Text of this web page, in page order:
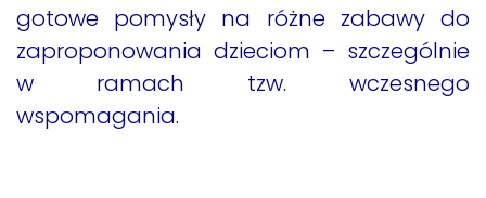
gotowe pomysły na różne zabawy do
zaproponowania dzieciom – szczególnie
w ramach tzw. wczesnego
wspomagania.